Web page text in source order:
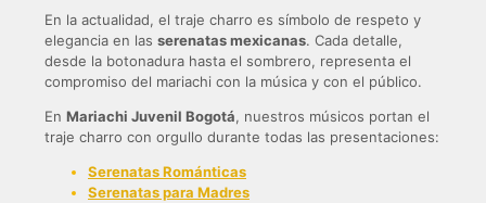
En la actualidad, el traje charro es símbolo de respeto y
elegancia en las serenatas mexicanas. Cada detalle,
desde la botonadura hasta el sombrero, representa el
compromiso del mariachi con la música y con el público.
En Mariachi Juvenil Bogotá, nuestros músicos portan el
traje charro con orgullo durante todas las presentaciones:
Serenatas Románticas
Serenatas para Madres